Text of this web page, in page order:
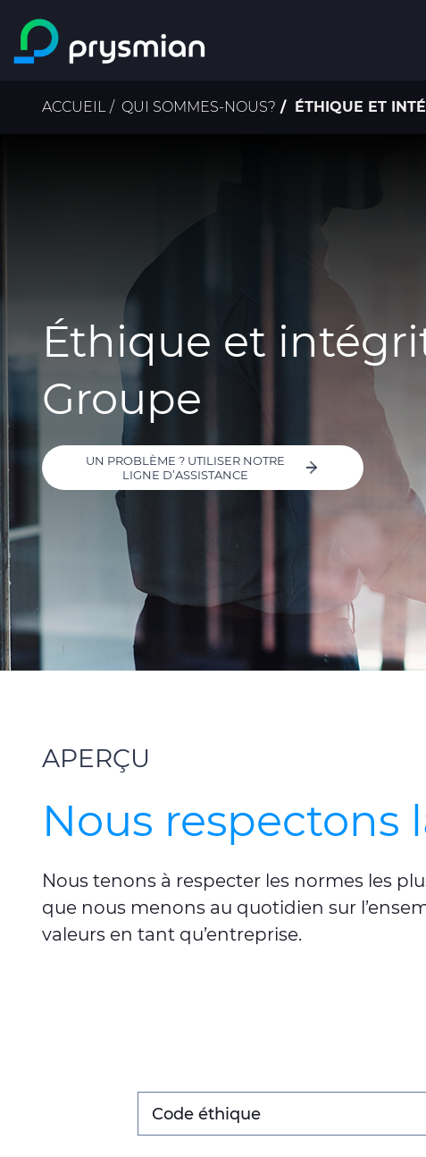
Passer au contenu
principal
Fil
ACCUEIL QUI SOMMES-NOUS? ÉTHIQUE ET
Éthique et
Groupe
UN PROBLÈME ? UTILISER NOTRE
LIGNE D’ASSISTANCE
APERÇU
Nous respectons
Nous tenons à respecter les normes les
que nous menons au quotidien sur
valeurs en tant qu’entreprise.
Code éthique